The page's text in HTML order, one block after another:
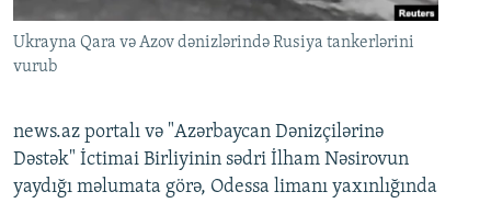
Ukrayna Qara və Azov dənizlərində Rusiya tankerlərini
vurub
news.az portalı və "Azərbaycan Dənizçilərinə
Dəstək" İctimai Birliyinin sədri İlham Nəsirovun
yaydığı məlumata görə, Odessa limanı yaxınlığında